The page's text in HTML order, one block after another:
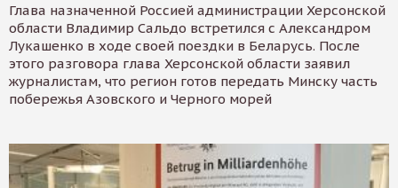
Глава назначенной Россией администрации Херсонской
области Владимир Сальдо встретился с Александром
Лукашенко в ходе своей поездки в Беларусь. После
этого разговора глава Херсонской области заявил
журналистам, что регион готов передать Минску часть
побережья Азовского и Черного морей